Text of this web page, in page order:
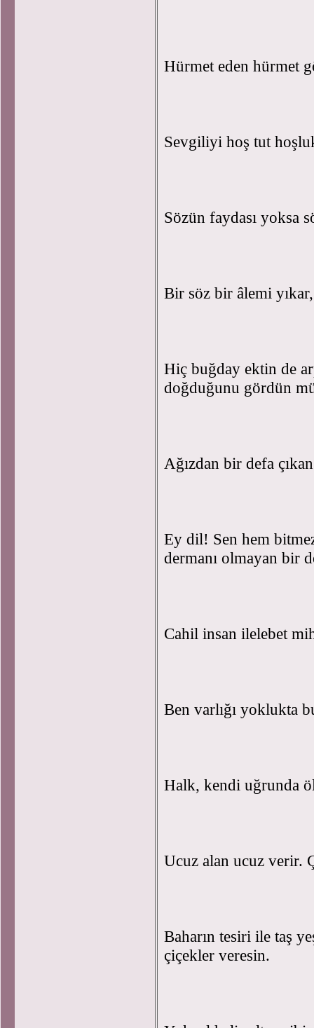
Hürmet eden hürmet
Sevgiliyi hoş tut
Sözün faydası yoksa
Bir söz bir âlemi
Hiç buğday ektin de
doğduğunu gördün
Ağızdan bir defa
Ey dil! Sen hem
dermanı olmayan bir
Cahil insan ilelebet
Ben varlığı yoklukta
Halk, kendi uğrunda
Ucuz alan ucuz verir.
Baharın tesiri ile taş
çiçekler veresin.